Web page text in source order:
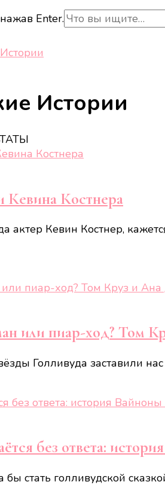
Enter.
Истории
Кевина Костнера
актер Кевин Костнер,
или пиар-ход? Том
Голливуда заставили
без ответа:
бы стать голливудской